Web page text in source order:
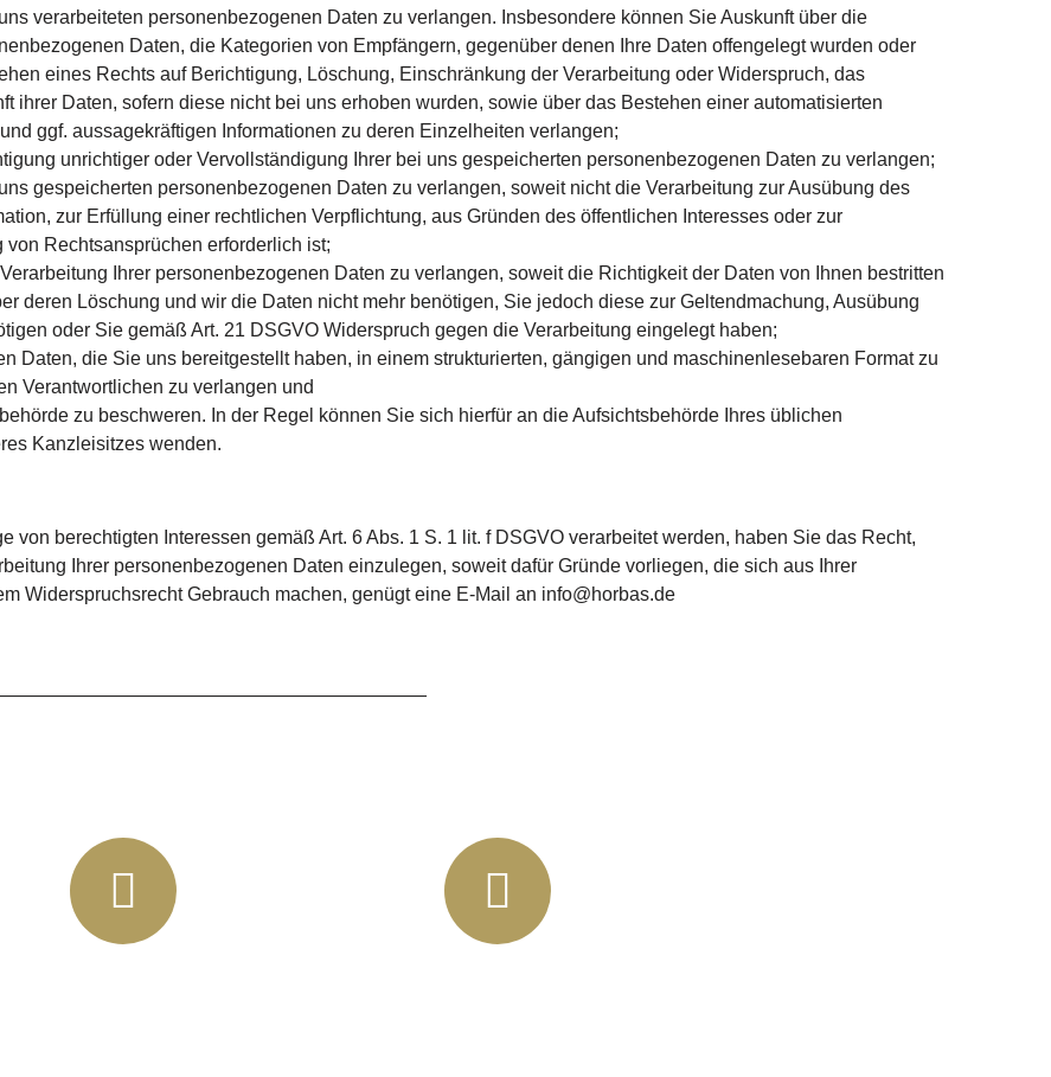
verarbeiteten personenbezogenen Daten zu verlangen. Insbesondere können Sie Auskunft über die
Daten, die Kategorien von Empfängern, gegenüber denen Ihre Daten offengelegt wurden oder
eines Rechts auf Berichtigung, Löschung, Einschränkung der Verarbeitung oder Widerspruch, das
ihrer Daten, sofern diese nicht bei uns erhoben wurden, sowie über das Bestehen einer automatisierten
ggf. aussagekräftigen Informationen zu deren Einzelheiten verlangen;
unrichtiger oder Vervollständigung Ihrer bei uns gespeicherten personenbezogenen Daten zu verlangen;
gespeicherten personenbezogenen Daten zu verlangen, soweit nicht die Verarbeitung zur Ausübung des
zur Erfüllung einer rechtlichen Verpflichtung, aus Gründen des öffentlichen Interesses oder zur
Rechtsansprüchen erforderlich ist;
Ihrer personenbezogenen Daten zu verlangen, soweit die Richtigkeit der Daten von Ihnen bestritten
deren Löschung und wir die Daten nicht mehr benötigen, Sie jedoch diese zur Geltendmachung, Ausübung
oder Sie gemäß Art. 21 DSGVO Widerspruch gegen die Verarbeitung eingelegt haben;
Daten, die Sie uns bereitgestellt haben, in einem strukturierten, gängigen und maschinenlesebaren Format zu
Verantwortlichen zu verlangen und
zu beschweren. In der Regel können Sie sich hierfür an die Aufsichtsbehörde Ihres üblichen
Kanzleisitzes wenden.
von berechtigten Interessen gemäß Art. 6 Abs. 1 S. 1 lit. f DSGVO verarbeitet werden, haben Sie das Recht,
Ihrer personenbezogenen Daten einzulegen, soweit dafür Gründe vorliegen, die sich aus Ihrer
Widerspruchsrecht Gebrauch machen, genügt eine E-Mail an info@horbas.de